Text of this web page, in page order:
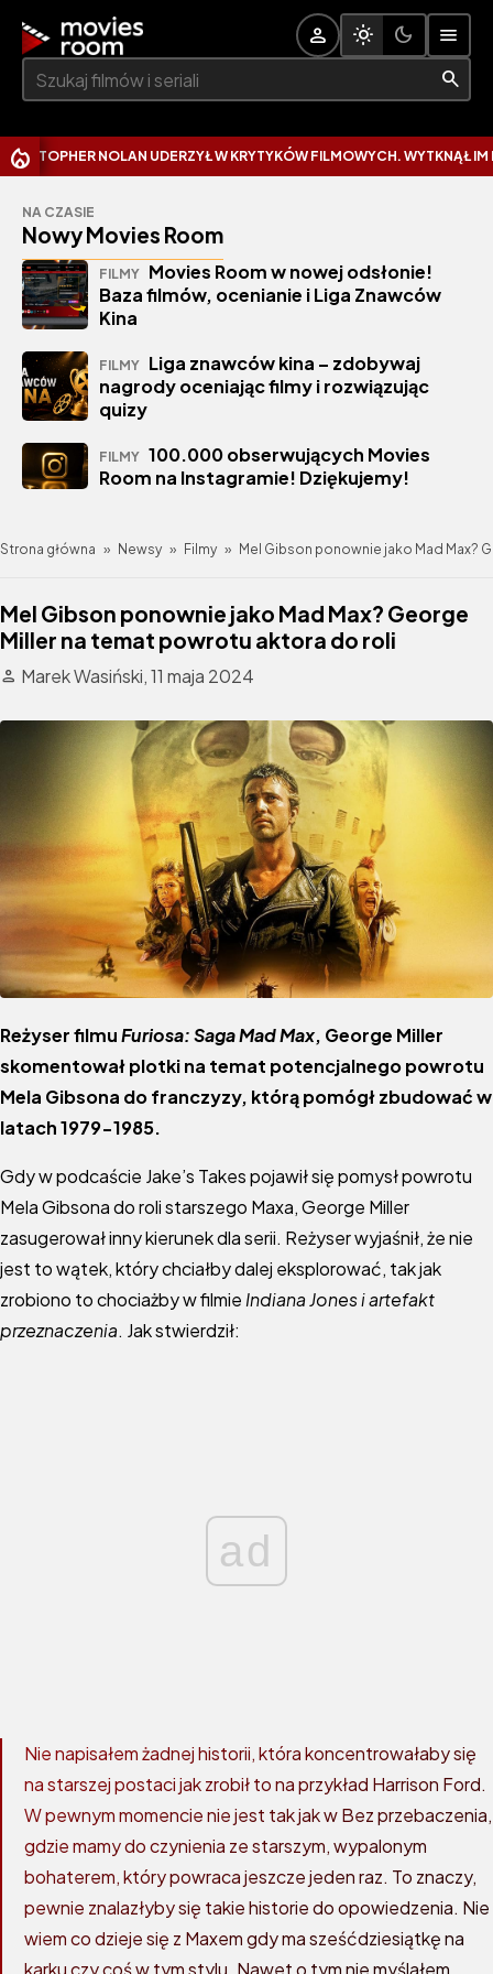
Szukaj:
NOLAN UDERZYŁ W KRYTYKÓW FILMOWYCH. WYTKNĄŁ IM
NA CZASIE
Nowy Movies Room
FILMY Movies Room w nowej odsłonie!
Baza filmów, ocenianie i Liga Znawców
Kina
FILMY Liga znawców kina – zdobywaj
nagrody oceniając filmy i rozwiązując
quizy
FILMY 100.000 obserwujących Movies
Room na Instagramie! Dziękujemy!
Strona główna » Newsy » Filmy » Mel Gibson ponownie jako Mad Max?
Mel Gibson ponownie jako Mad Max? George
Miller na temat powrotu aktora do roli
Marek Wasiński,11 maja 2024
Reżyser filmuFuriosa: Saga Mad Max, George Miller
skomentował plotki na temat potencjalnego powrotu
Mela Gibsona do franczyzy, którą pomógł zbudować w
latach 1979-1985.
Gdy w podcaście Jake’s Takes pojawił się pomysł powrotu
Mela Gibsona do roli starszego Maxa, George Miller
zasugerował inny kierunek dla serii. Reżyser wyjaśnił, że nie
jest to wątek, który chciałby dalej eksplorować, tak jak
zrobiono to chociażby w filmieIndiana Jones i artefakt
przeznaczenia. Jak stwierdził:
ad
Nie napisałem żadnej historii, która koncentrowałaby się
na starszej postaci jak zrobił to na przykład Harrison Ford.
W pewnym momencie nie jest tak jak w Bez przebaczenia,
gdzie mamy do czynienia ze starszym, wypalonym
bohaterem, który powraca jeszcze jeden raz. To znaczy,
pewnie znalazłyby się takie historie do opowiedzenia. Nie
wiem co dzieje się z Maxem gdy ma sześćdziesiątkę na
karku czy coś w tym stylu. Nawet o tym nie myślałem.